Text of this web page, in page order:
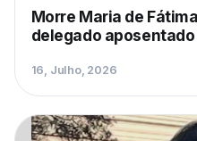
Morre Maria de
delegado
16, Julho, 2026